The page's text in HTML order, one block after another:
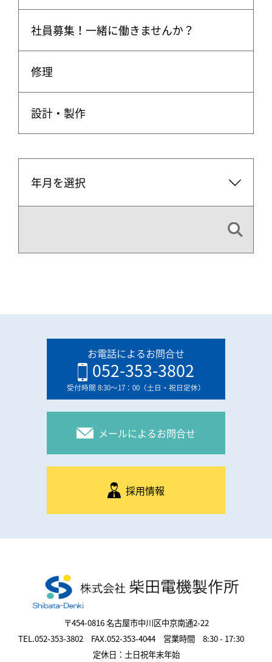
社員募集！一緒に働きませんか？
修理
設計・製作
お電話によるお問合せ
052-353-3802
受付時間 8:30〜17：00（土日・祝日定休）
メールによるお問合せ
採用情報
〒454-0816 名古屋市中川区中京南通2-22
TEL.052-353-3802 FAX.052-353-4044 営業時間 8:30 - 17:30
定休日：土日祝年末年始